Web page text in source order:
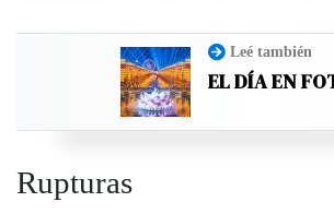
Leé también
EL DÍA EN
Rupturas